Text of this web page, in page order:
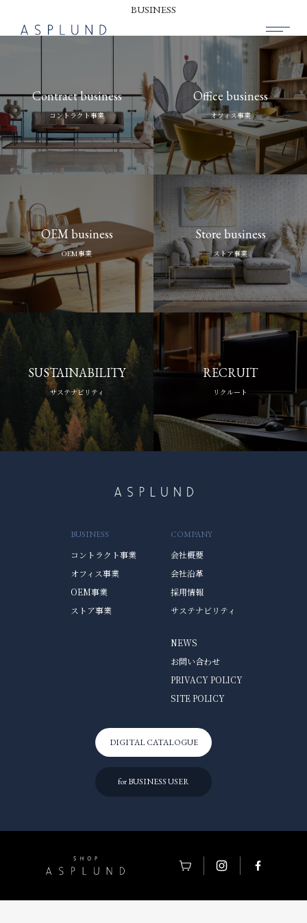
SUSTAINABILITY
COMPANY
RECRUIT
CONTACT
BUSINESS
Contract business
コントラクト事業
Office business
オフィス事業
OEM business
OEM事業
Store business
ストア事業
SUSTAINABILITY
サステナビリティ
RECRUIT
リクルート
BUSINESS
コントラクト事業
オフィス事業
OEM事業
ストア事業
COMPANY
会社概要
会社沿革
採用情報
サステナビリティ
NEWS
お問い合わせ
PRIVACY POLICY
SITE POLICY
DIGITAL CATALOGUE
for BUSINESS USER